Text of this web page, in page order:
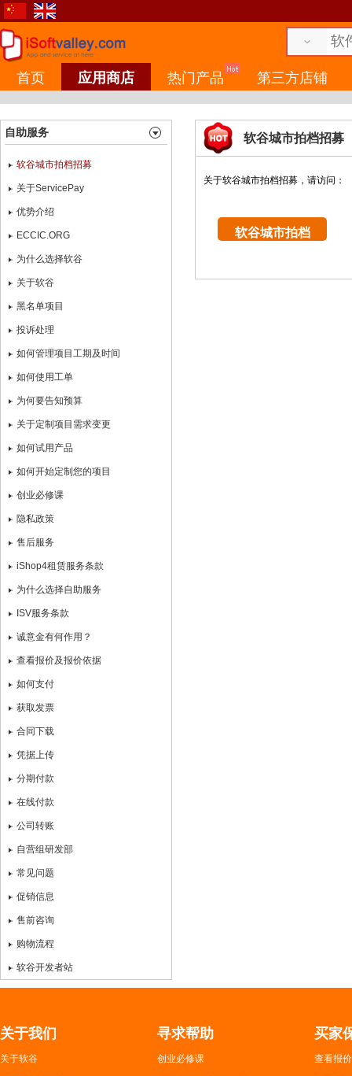
首页 应用商店 热门产品 第三方店铺
自助服务
软谷城市拍档招募
关于ServicePay
优势介绍
ECCIC.ORG
为什么选择软谷
关于软谷
黑名单项目
投诉处理
如何管理项目工期及时间
如何使用工单
为何要告知预算
关于定制项目需求变更
如何试用产品
如何开始定制您的项目
创业必修课
隐私政策
售后服务
iShop4租赁服务条款
为什么选择自助服务
ISV服务条款
诚意金有何作用？
查看报价及报价依据
如何支付
获取发票
合同下载
凭据上传
分期付款
在线付款
公司转账
自营组研发部
常见问题
促销信息
售前咨询
购物流程
软谷开发者站
软谷城市拍档招募
关于软谷城市拍档招募，请访问：
软谷城市拍档
关于我们
关于软谷
寻求帮助
创业必修课
买家
查看报